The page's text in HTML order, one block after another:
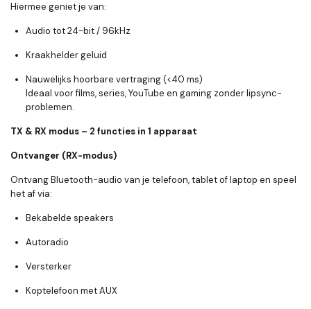
Hiermee geniet je van:
Audio tot24-bit / 96kHz
Kraakhelder geluid
Nauwelijks hoorbare vertraging (<40 ms)
Ideaal voor films, series, YouTube en gaming zonder lipsync-
problemen.
TX & RX modus – 2 functies in 1 apparaat
Ontvanger (RX-modus)
Ontvang Bluetooth-audio van je telefoon, tablet of laptop en speel
het af via:
Bekabelde speakers
Autoradio
Versterker
Koptelefoon met AUX